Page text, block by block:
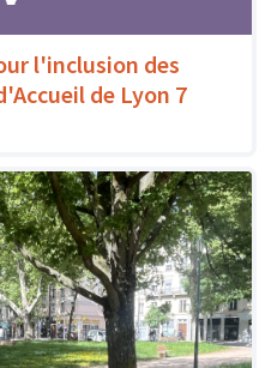
l'inclusion des
de Lyon 7